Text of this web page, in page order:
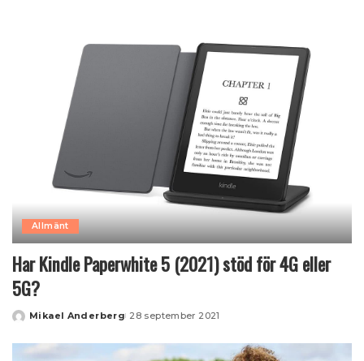
Allmänt
Har Kindle Paperwhite 5 (2021) stöd för 4G eller
5G?
Posted
Mikael Anderberg 28 september 2021